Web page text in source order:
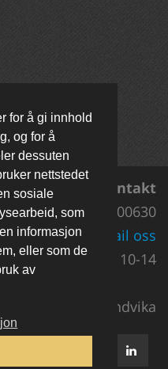
for å gi innhold
og for å
dessuten
nettstedet
sosiale
som
informasjon
eller som de
av
Kontakt
Support 92200630
E-mail oss
Man-Fre 10-14
PB 52, 1300 Sandvika